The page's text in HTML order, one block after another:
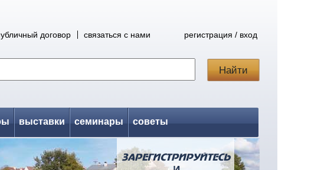
регистрация / вход
договор связаться с нами
выставки семинары советы